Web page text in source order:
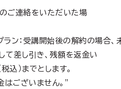
ご連絡をいただいた場
ン：受講開始後の解約の場合、
差し引き、残額を返金い
込）までとします。
はございません。”